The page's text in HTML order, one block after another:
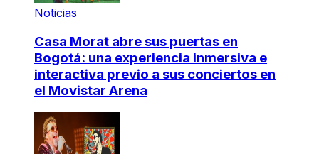
Noticias
Casa Morat abre sus puertas en
Bogotá: una experiencia inmersiva e
interactiva previo a sus conciertos en
el Movistar Arena